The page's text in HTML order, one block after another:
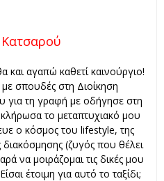
και αγαπώ καθετί καινούργιο!
σπουδές στη Διοίκηση
για τη γραφή με οδήγησε στη
το μεταπτυχιακό μου
ο κόσμος του lifestyle, της
διακόσμησης (ζυγός που θέλει
να μοιράζομαι τις δικές μου
έτοιμη για αυτό το ταξίδι;